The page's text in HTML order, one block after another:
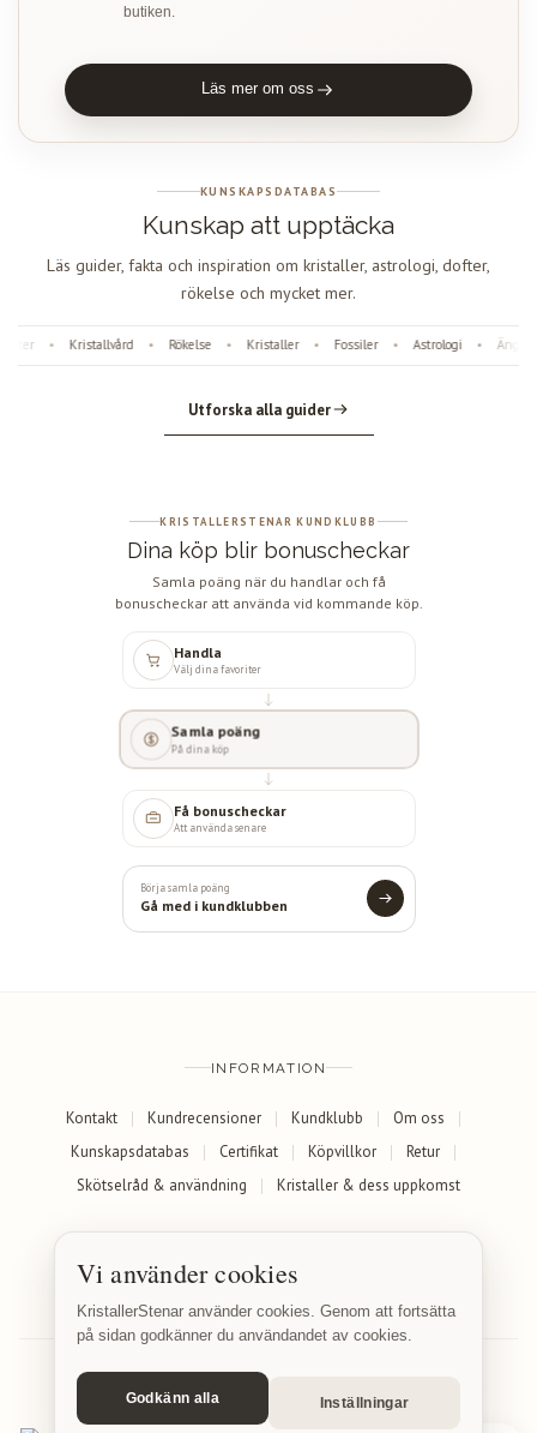
butiken.
Läs mer om oss
KUNSKAPSDATABAS
Kunskap att upptäcka
Läs guider, fakta och inspiration om kristaller, astrologi, dofter,
rökelse och mycket mer.
• Kristallvård Rökelse • Kristaller • Fossiler • Astrologi •
Utforska alla guider
KRISTALLERSTENAR KUNDKLUBB
Dina köp blir bonuscheckar
Samla poäng när du handlar och få
bonuscheckar att använda vid kommande köp.
Handla
Välj dina favoriter
Samla poäng
På dina köp
Få bonuscheckar
Att använda senare
Börja samla poäng
Gå med i kundklubben
INFORMATION
Kontakt Kundrecensioner Kundklubb
Om oss
Kunskapsdatabas
Certifikat Köpvillkor
Retur
Skötselråd & användning
Kristaller & dess uppkomst
Vi använder cookies
KristallerStenar använder cookies. Genom att fortsätta
på sidan godkänner du användandet av cookies.
Godkänn alla Inställningar